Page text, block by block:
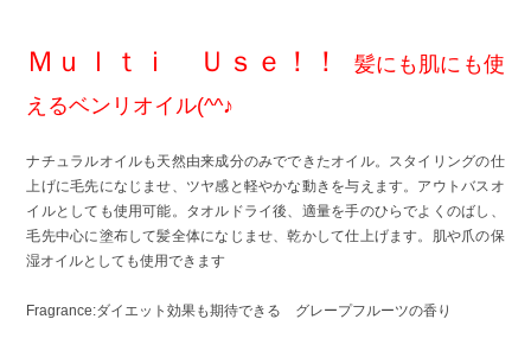
Ｍｕｌｔｉ Ｕｓｅ！！
髪にも肌にも使
えるベンリオイル(^^♪
ナチュラルオイルも天然由来成分のみでできたオイル。スタイリングの仕
上げに毛先になじませ、ツヤ感と軽やかな動きを与えます。アウトバスオ
イルとしても使用可能。タオルドライ後、適量を手のひらでよくのばし、
毛先中心に塗布して髪全体になじませ、乾かして仕上げます。肌や爪の保
湿オイルとしても使用できます
Fragrance:ダイエット効果も期待できる グレープフルーツの香り